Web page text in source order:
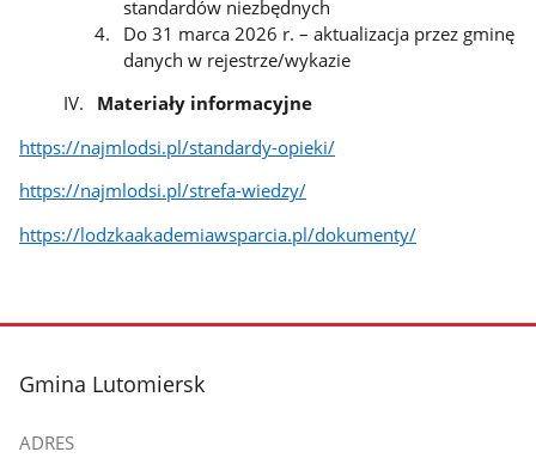
standardów niezbędnych
Do 31 marca 2026 r. – aktualizacja przez gminę
danych w rejestrze/wykazie
Materiały informacyjne
https://najmlodsi.pl/standardy-opieki/
https://najmlodsi.pl/strefa-wiedzy/
https://lodzkaakademiawsparcia.pl/dokumenty/
stopka
Gmina Lutomiersk
ADRES